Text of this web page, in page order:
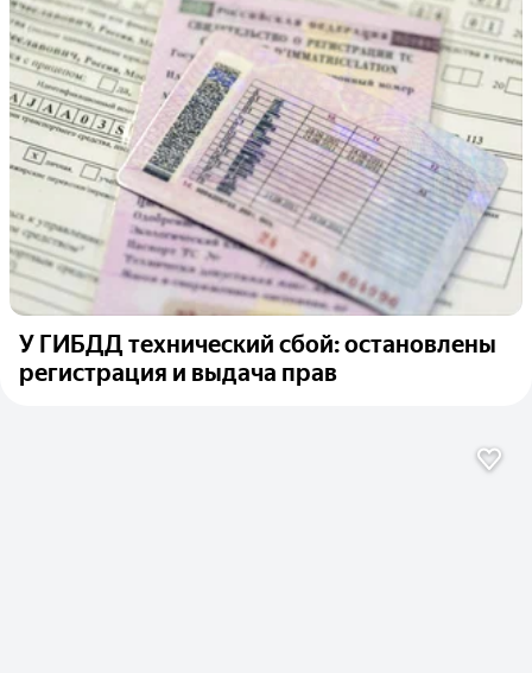
У ГИБДД технический сбой: остановлены
регистрация и выдача прав